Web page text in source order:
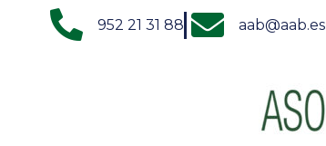
952 21 31 88 aab@aab.es